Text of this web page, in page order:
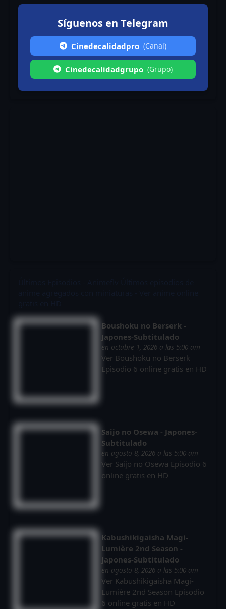
Síguenos en Telegram
Cinedecalidadpro (Canal)
Cinedecalidadgrupo (Grupo)
Boushoku no Berserk -
Japones-Subtitulado
en octubre 1, 2026 a las 5:00 am
Ver Boushoku no Berserk
Episodio 6 online gratis en HD
Saijo no Osewa - Japones-
Subtitulado
en agosto 8, 2026 a las 5:00 am
Ver Saijo no Osewa Episodio 6
online gratis en HD
Kabushikigaisha Magi-
Lumière 2nd Season -
Japones-Subtitulado
en agosto 8, 2026 a las 5:00 am
Ver Kabushikigaisha Magi-
Lumière 2nd Season Episodio
6 online gratis en HD